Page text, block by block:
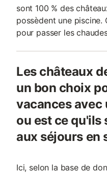
sont 100 % des
possèdent une
pour passer les
Les châteaux
un bon choix
vacances avec
ou est ce qu'ils
aux séjours en
Ici, selon la base de